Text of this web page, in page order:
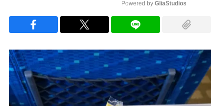
Powered by GliaStudios